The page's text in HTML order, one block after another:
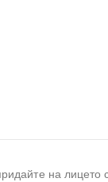
на